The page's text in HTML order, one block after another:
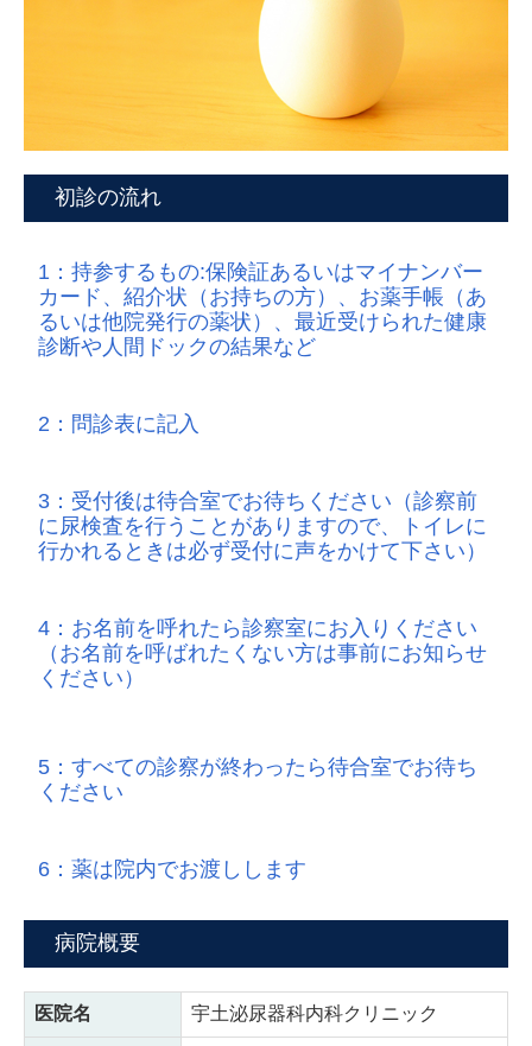
初診の流れ
1：持参するもの:保険証あるいはマイナンバー
カード、紹介状（お持ちの方）、お薬手帳（あ
るいは他院発行の薬状）、最近受けられた健康
診断や人間ドックの結果など
2：問診表に記入
3：受付後は待合室でお待ちください（診察前
に尿検査を行うことがありますので、トイレに
行かれるときは必ず受付に声をかけて下さい）
4：お名前を呼れたら診察室にお入りください
（お名前を呼ばれたくない方は事前にお知らせ
ください）
5：すべての診察が終わったら待合室でお待ち
ください
6：薬は院内でお渡しします
病院概要
医院名 宇土泌尿器科内科クリニック